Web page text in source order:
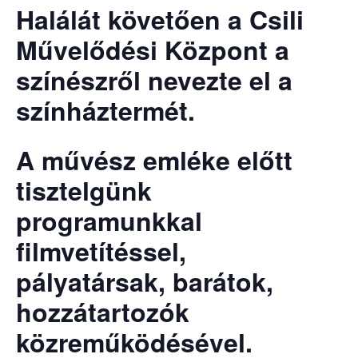
Halálát követően a Csili
Művelődési Központ a
színészről nevezte el a
színháztermét.
A művész emléke előtt
tisztelgünk
programunkkal
filmvetítéssel,
pályatársak, barátok,
hozzátartozók
közreműködésével.